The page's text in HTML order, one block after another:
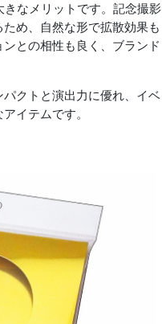
なメリットです。記念撮影
め、自然な形で拡散効果も
との相性も良く、ブランド
クトと演出力に優れ、イベ
イテムです。